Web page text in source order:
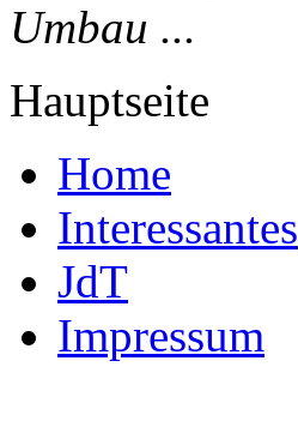
Umbau ...
Hauptseite
Home
Interessantes
JdT
Impressum